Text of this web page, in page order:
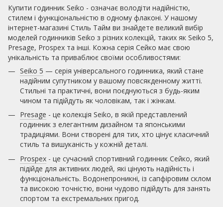
Купити годинник Seiko - означає володіти надійністю,
стилем і функціональністю в одному флаконі. У нашому
інтернет-магазині Стиль Тайм ви знайдете великий вибір
моделей годинників Seiko з різних колекцій, таких як Seiko 5,
Presage, Prospex та інші. Кожна серія Сейко має свою
унікальність та приваблює своїми особливостями:
Seiko 5 — серія універсального годинника, який стане
надійним супутником у вашому повсякденному житті.
Стильні та практичні, вони поєднуються з будь-яким
чином та підійдуть як чоловікам, так і жінкам.
Presage - це колекція Seiko, в якій представлений
годинник з елегантним дизайном та японськими
традиціями. Вони створені для тих, хто цінує класичний
стиль та вишуканість у кожній деталі.
Prospex - це сучасний спортивний годинник Сейко, який
підійде для активних людей, які цінують надійність і
функціональність. Водонепроникні, із сапфіровим склом
та високою точністю, вони чудово підійдуть для занять
спортом та екстремальних пригод.